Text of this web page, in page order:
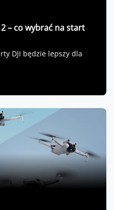
2 – co wybrać na start
DJI będzie lepszy dla